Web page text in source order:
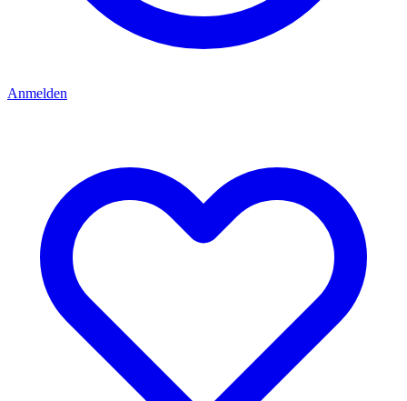
Anmelden